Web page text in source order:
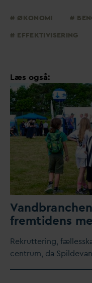
ØKONOMI
EFFEKTIVISERING
Læs også:
V
fremtidens me
Rekruttering,
centrum, da Spildev